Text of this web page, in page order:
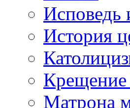
Исповедь
История
Крещение
Матрона